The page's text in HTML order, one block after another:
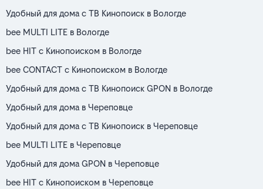
Удобный для дома с ТВ Кинопоиск в Вологде
bee MULTI LITE в Вологде
bee HIT с Кинопоиском в Вологде
bee CONTACT с Кинопоиском в Вологде
Удобный для дома с ТВ Кинопоиск GPON в Вологде
Удобный для дома в Череповце
Удобный для дома с ТВ Кинопоиск в Череповце
bee MULTI LITE в Череповце
Удобный для дома GPON в Череповце
bee HIT с Кинопоиском в Череповце